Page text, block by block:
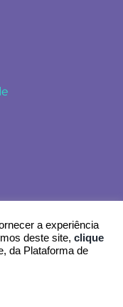
a experiência
deste site, clique
da Plataforma de